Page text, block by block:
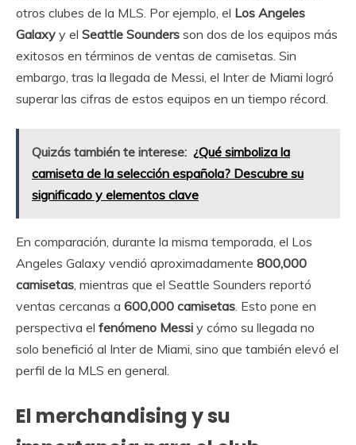
otros clubes de la MLS. Por ejemplo, el Los Angeles
Galaxy y el Seattle Sounders son dos de los equipos más
exitosos en términos de ventas de camisetas. Sin
embargo, tras la llegada de Messi, el Inter de Miami logró
superar las cifras de estos equipos en un tiempo récord.
Quizás también te interese: ¿Qué simboliza la
camiseta de la selección española? Descubre su
significado y elementos clave
En comparación, durante la misma temporada, el Los
Angeles Galaxy vendió aproximadamente 800,000
camisetas , mientras que el Seattle Sounders reportó
ventas cercanas a 600,000 camisetas . Esto pone en
perspectiva el fenómeno Messi y cómo su llegada no
solo benefició al Inter de Miami, sino que también elevó el
perfil de la MLS en general.
El merchandising y su